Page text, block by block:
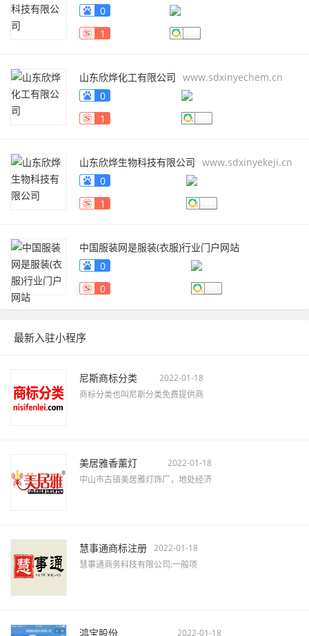
0
1
山东欣烨化工有限公司 www.sdxinyechem.cn
0
1
山东欣烨生物科技有限公司 www.sdxinyekeji.cn
0
1
中国服装网是服装(衣服)行业门户网站
fuzhuang.qiyeku.cn
0
0
最新入驻小程序
尼斯商标分类
2022-01-18
商标分类也叫尼斯分类免费提供商
美居雅香薰灯
2022-01-18
中山市古镇美居雅灯饰厂，地处经济
慧事通商标注册 2022-01-18
慧事通商务科技有限公司:一般项
鸿宝股份 2022-01-18